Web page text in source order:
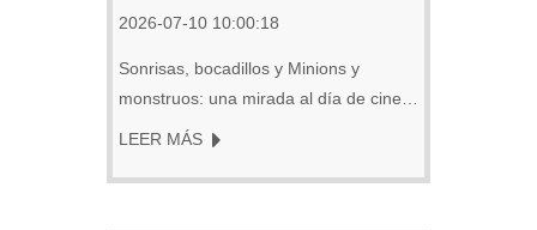
2026-07-10 10:00:18
Sonrisas, bocadillos y Minions y
monstruos: una mirada al día de cine
de verano de GOLDTOP
LEER MÁS